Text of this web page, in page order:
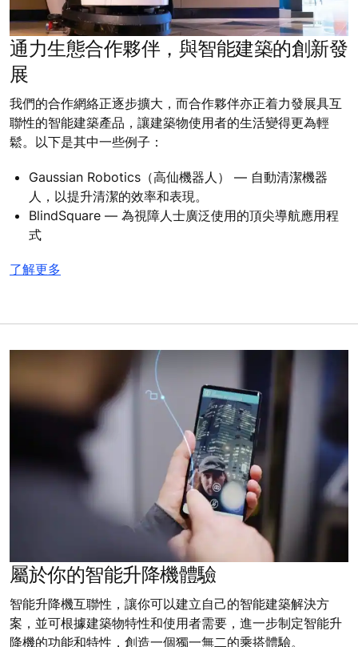
通力生態合作夥伴，與智能建築的創新發
展
我們的合作網絡正逐步擴大，而合作夥伴亦正着力發展具互
聯性的智能建築產品，讓建築物使用者的生活變得更為輕
鬆。以下是其中一些例子：
Gaussian Robotics（高仙機器人） — 自動清潔機器
人，以提升清潔的效率和表現。
BlindSquare — 為視障人士廣泛使用的頂尖導航應用程
式
了解更多
屬於你的智能升降機體驗
智能升降機互聯性，讓你可以建立自己的智能建築解決方
案，並可根據建築物特性和使用者需要，進一步制定智能升
降機的功能和特性，創造一個獨一無二的乘搭體驗。